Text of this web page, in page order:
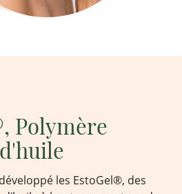
Polymère
les EstoGel®, des